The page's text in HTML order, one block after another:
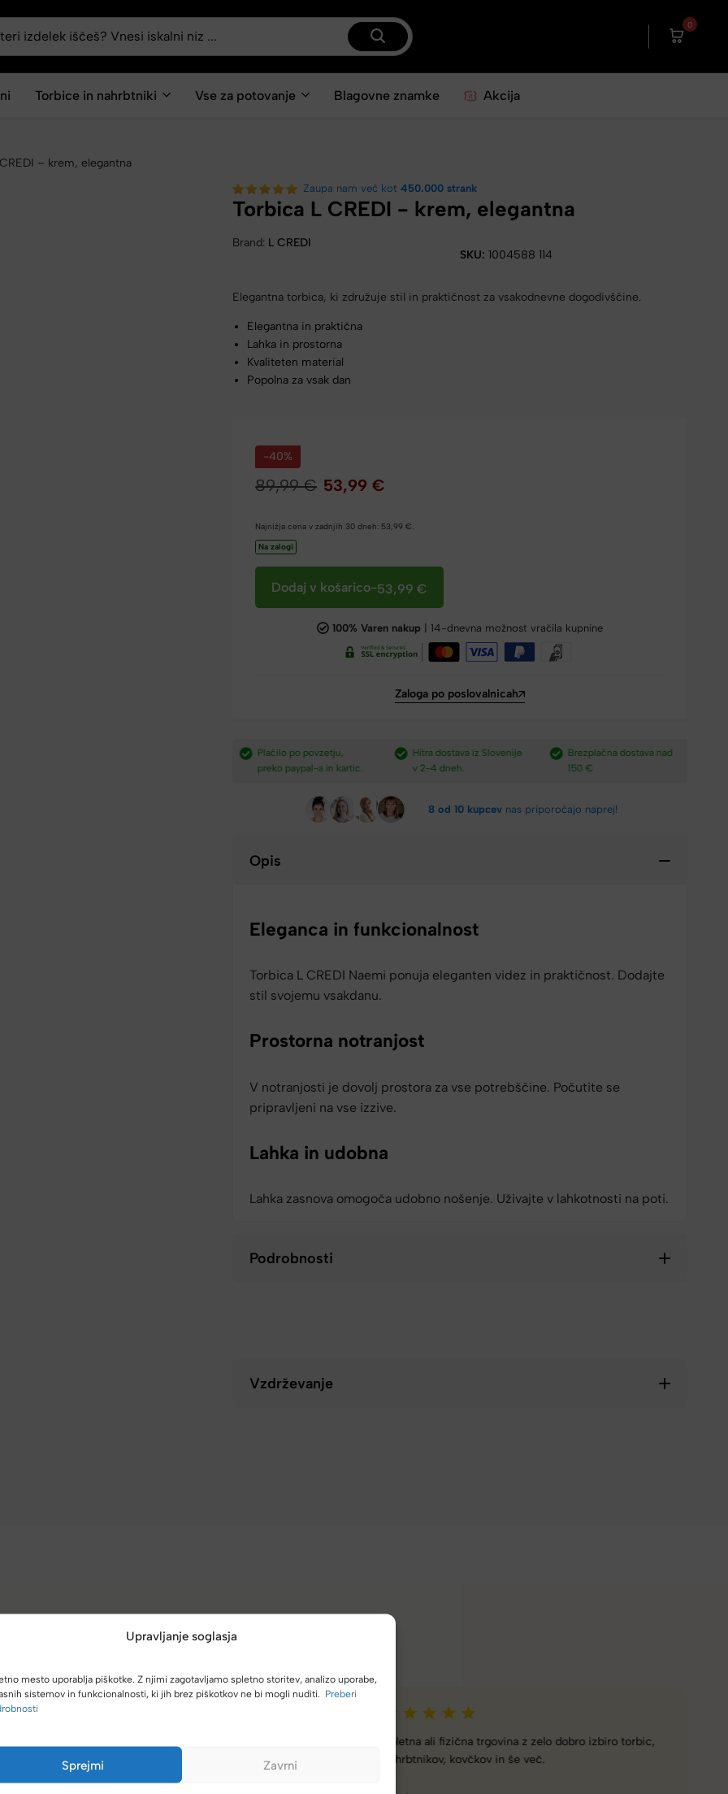
Upravljanje soglasja
mesto uporablja piškotke. Z njimi zagotavljamo spletno storitev, analizo uporabe,
sistemov in funkcionalnosti, ki jih brez piškotkov ne bi mogli nuditi. Preberi
Sprejmi Zavrni
0
Torbice in nahrbtniki Vse za potovanje Blagovne znamke Akcija
– krem, elegantna
Zaupa nam več kot450.000 strank
Torbica L CREDI - krem, elegantna
Brand: L CREDI
SKU: 1004588 114
Elegantna torbica, ki združuje stil in praktičnost za vsakodnevne dogodivščine.
Elegantna in praktična
Lahka in prostorna
Kvaliteten material
Popolna za vsak dan
-40%
89,99€ 53,99€
Najnižja cena v zadnjih 30 dneh: 53,99€.
Na zalogi
Dodaj v košarico-53,99€
100% Varen nakup | 14-dnevna možnost vračila kupnine
Zaloga po poslovalnicah
Hitra dostava iz Slovenije
v 2-4 dneh.​
Brezplačna dostava nad
150 €​
Plačilo po povzetju,
preko paypal-a in kartic.​
8 od 10 kupcevnas priporočajo naprej!
Opis
Eleganca in funkcionalnost
Torbica L CREDI Naemi ponuja eleganten videz in praktičnost. Dodajte
stil svojemu vsakdanu.
Prostorna notranjost
V notranjosti je dovolj prostora za vse potrebščine. Počutite se
pripravljeni na vse izzive.
Lahka in udobna
Lahka zasnova omogoča udobno nošenje. Uživajte v lahkotnosti na poti.
Podrobnosti
Vzdrževanje
(4,8/5)
nahrbtnikov, kovčkov in še več.
Naročanje pri vas je enostavno, zaupanja vredno.
Torbico že nosim, je takšna kot sem pričakovala; lahka,